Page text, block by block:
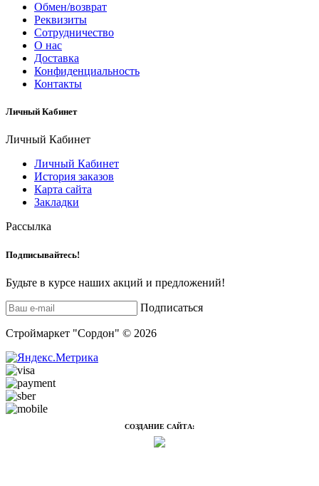
Обмен/возврат
Реквизиты
Сотрудничество
О нас
Доставка
Конфиденциальность
Контакты
Личный Кабинет
Личный Кабинет
Личный Кабинет
История заказов
Карта сайта
Закладки
Рассылка
Подписывайтесь!
Будьте в курсе наших акций и предложений!
Подписаться
Строймаркет "Сордон" © 2026
СОЗДАНИЕ САЙТА: